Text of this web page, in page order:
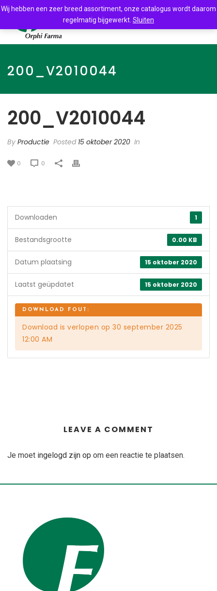
200_V2010044
200_V2010044
By Productie Posted 15 oktober 2020 In
0 0
1
Downloaden
0.00 KB
Bestandsgrootte
15 oktober 2020
Datum plaatsing
15 oktober 2020
Laatst geüpdatet
Download is verlopen op 30 september 2025
12:00 AM
LEAVE A COMMENT
Je moet ingelogd zijn op om een reactie te plaatsen.
Wij hebben een zeer breed assortiment, onze catalogus wordt daarom
regelmatig bijgewerkt. Sluiten